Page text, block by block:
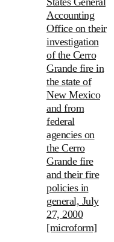
Accounting
Office on their
investigation
of the Cerro
Grande fire in
the state of
New Mexico
and from
federal
agencies on
the Cerro
Grande fire
and their fire
policies in
general, July
27, 2000
[microform]